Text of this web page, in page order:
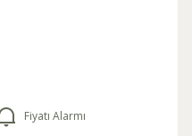
Fiyatı Alarmı